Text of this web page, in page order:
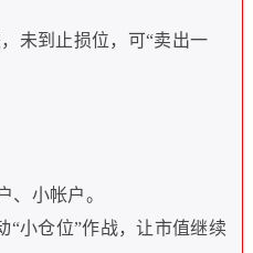
未到止损位，可“卖出一
、小帐户。
“小仓位”作战，让市值继续